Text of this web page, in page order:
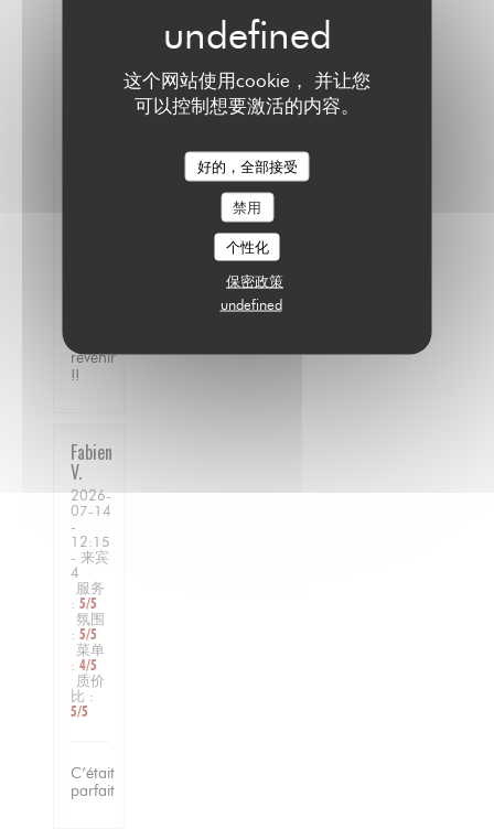
这个网站使用cookie， 并让您
可以控制想要激活的内容。
好的，全部接受
禁用
个性化
保密政策
undefined
Ambiance
revenir
!!
Fabien
V
2026-
07-14
-
12:15
- 来宾
4
服务
: 5/5
氛围
: 5/5
菜单
: 4/5
质价
比 :
5/5
C’était
parfait